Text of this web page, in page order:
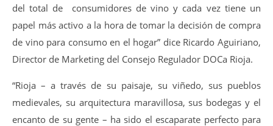
del total de consumidores de vino y cada vez tiene un
papel más activo a la hora de tomar la decisión de compra
de vino para consumo en el hogar” dice Ricardo Aguiriano,
Director de Marketing del Consejo Regulador DOCa Rioja.
“Rioja – a través de su paisaje, su viñedo, sus pueblos
medievales, su arquitectura maravillosa, sus bodegas y el
encanto de su gente – ha sido el escaparate perfecto para